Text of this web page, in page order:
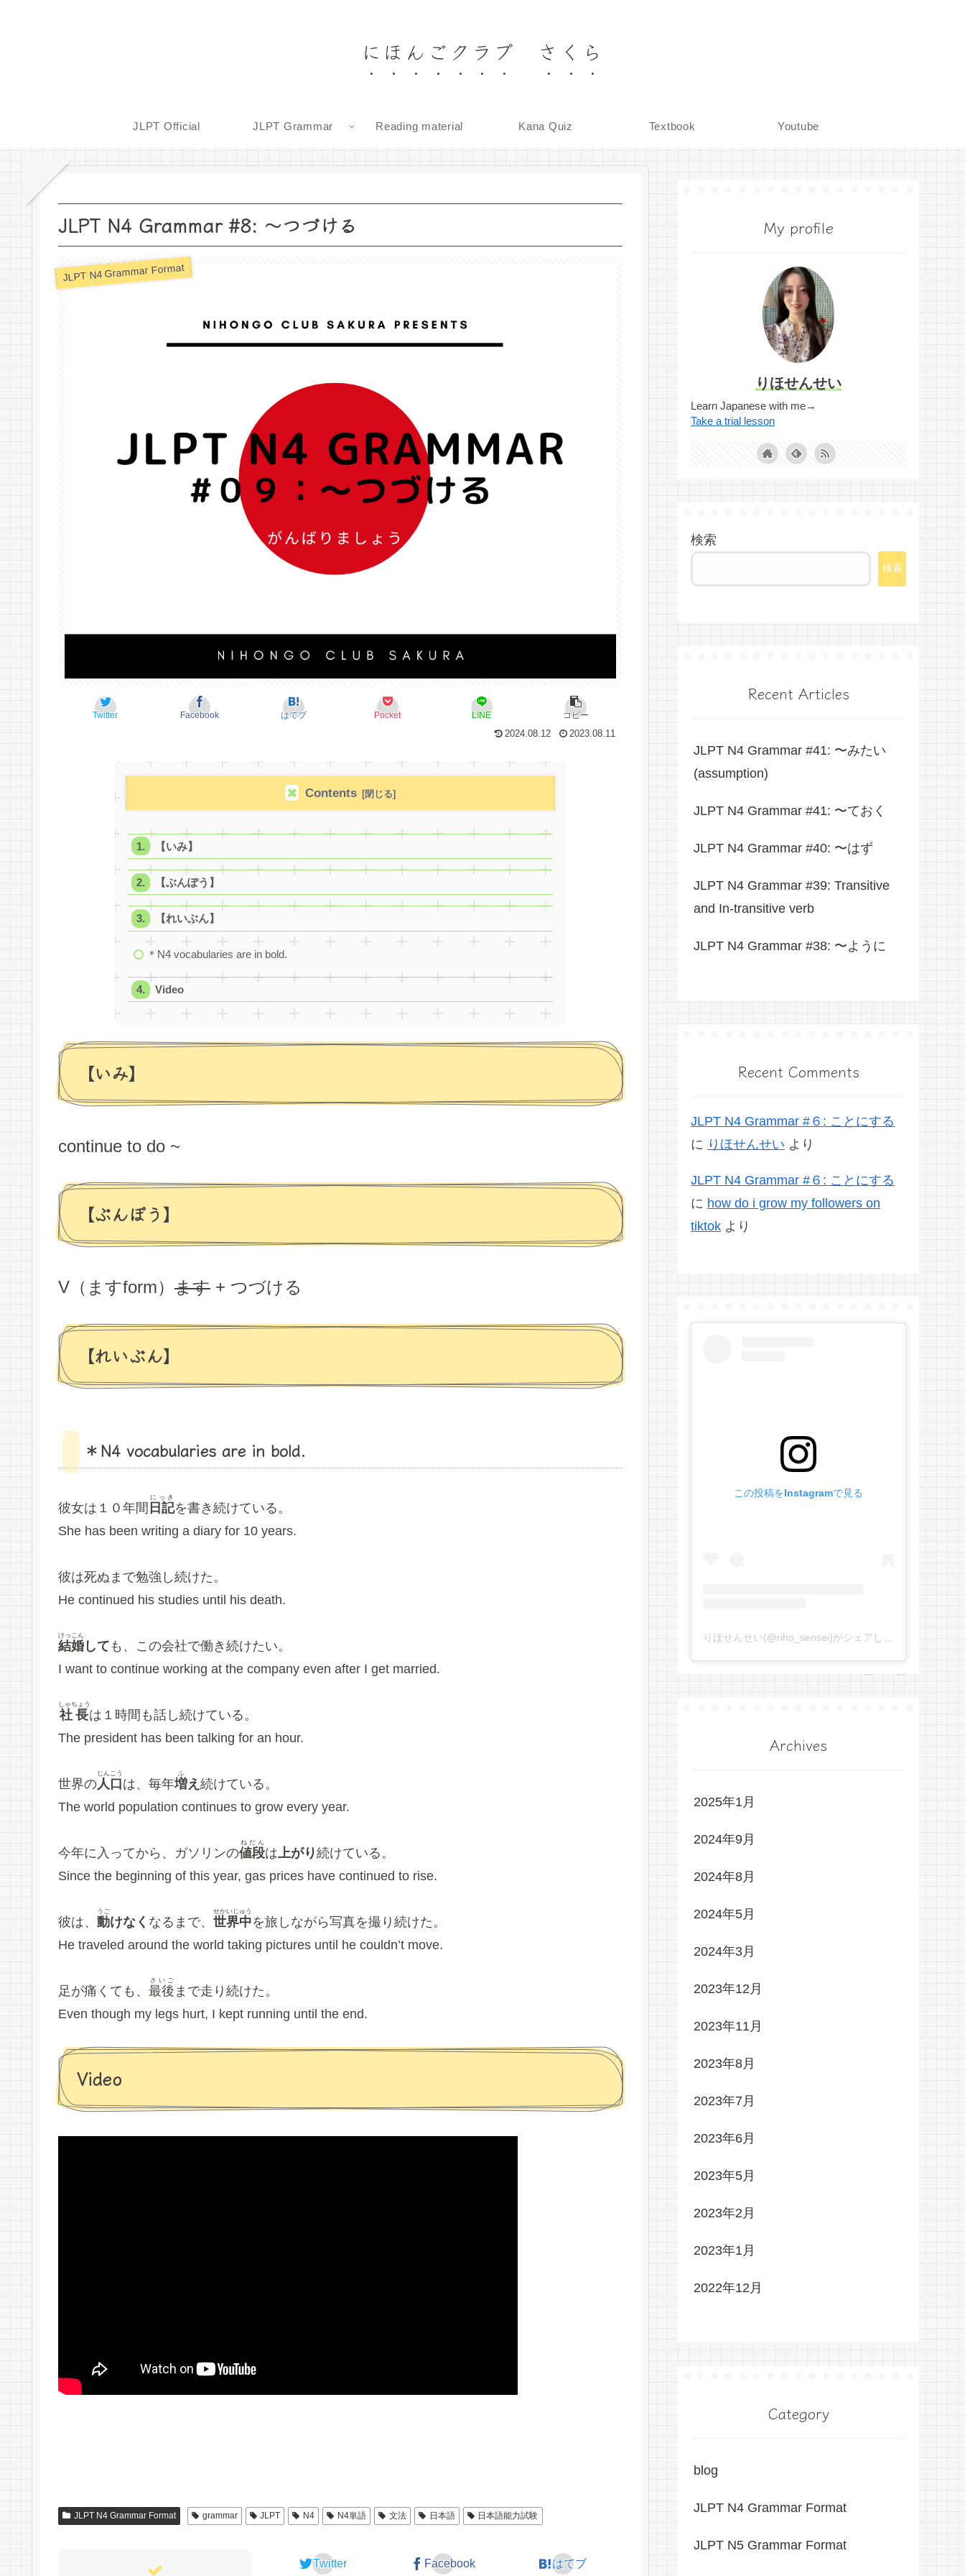
にほんごクラブ さくら
JLPT Official JLPT Grammar Reading material Kana Quiz Textbook Youtube
JLPT N4 Grammar #8: 〜つづける
JLPT N4 Grammar Format
Twitter Facebook はてブ Pocket LINE
コピー
2024.08.12
2023.08.11
Contents
【いみ】
【ぶんぽう】
【れいぶん】
＊N4 vocabularies are in bold.
Video
【いみ】
continue to do ~
【ぶんぽう】
V（ますform） ます + つづける
【れいぶん】
＊N4 vocabularies are in bold.
彼女は１０年間 日記
にっき
を書き続けている。
She has been writing a diary for 10 years.
彼は死ぬまで勉強し続けた。
He continued his studies until his death.
結婚
けっこん
して も、この会社で働き続けたい。
I want to continue working at the company even after I get married.
社長
しゃちょう
は１時間も話し続けている。
The president has been talking for an hour.
世界の人口
じんこう
は、毎年増
ふ
え 続けている。
The world population continues to grow every year.
今年に入ってから、ガソリンの値段
ねだん
は上がり続けている。
Since the beginning of this year, gas prices have continued to rise.
彼は、 動
うご
けなく なるまで、 世界中
せかいじゅう
を旅しながら写真を撮り続けた。
He traveled around the world taking pictures until he couldn’t move.
足が痛くても、 最後
さいご
まで走り続けた。
Even though my legs hurt, I kept running until the end.
Video
JLPT N4 Grammar Format grammar JLPT N4 N4単語 文法 日本語 日本語能力試験
Twitter Facebook はてブ
My profile
りほせんせい
Learn Japanese with me→
Take a trial lesson
検索
検索
Recent Articles
JLPT N4 Grammar #41: 〜みたい
(assumption)
JLPT N4 Grammar #41: 〜ておく
JLPT N4 Grammar #40: 〜はず
JLPT N4 Grammar #39: Transitive
and In-transitive verb
JLPT N4 Grammar #38: 〜ように
Recent Comments
JLPT N4 Grammar #６: ことにする
に りほせんせい より
JLPT N4 Grammar #６: ことにする
に how do i grow my followers on
tiktok より
この投稿をInstagramで見る
りほせんせい(@riho_sensei)がシェアした投稿
Archives
2025年1月
2024年9月
2024年8月
2024年5月
2024年3月
2023年12月
2023年11月
2023年8月
2023年7月
2023年6月
2023年5月
2023年2月
2023年1月
2022年12月
Category
blog
JLPT N4 Grammar Format
JLPT N5 Grammar Format